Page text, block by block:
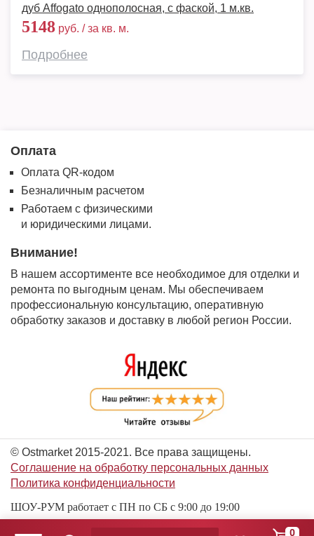
дуб Affogato однополосная, с фаской, 1 м.кв.
5148 руб. / за кв. м.
Подробнее
Оплата
Оплата QR-кодом
Безналичным расчетом
Работаем с физическими
и юридическими лицами.
Внимание!
В нашем ассортименте все необходимое для отделки и
ремонта по выгодным ценам. Мы обеспечиваем
профессиональную консультацию, оперативную
обработку заказов и доставку в любой регион России.
© Ostmarket 2015-2021. Все права защищены.
Соглашение на обработку персональных данных
Политика конфиденциальности
ШОУ-РУМ работает с ПН по СБ с 9:00 до 19:00
0